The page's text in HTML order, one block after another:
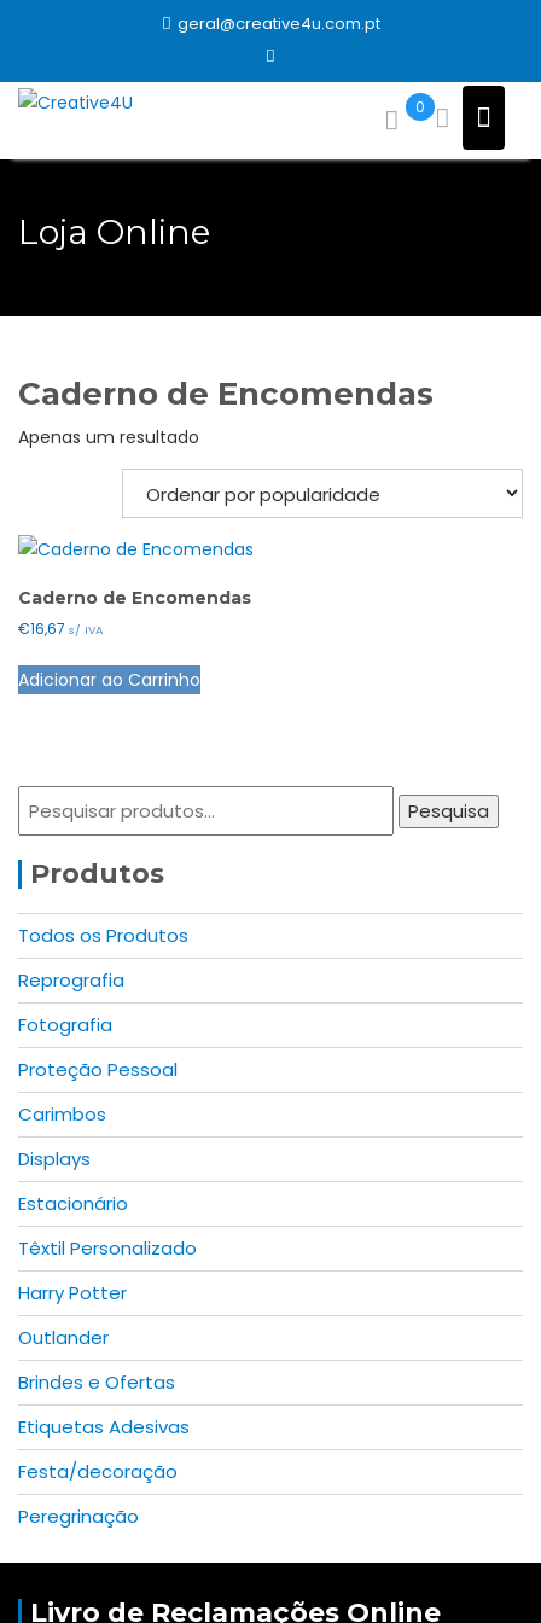
geral@creative4u.com.pt
0
Loja Online
Caderno de Encomendas
Apenas um resultado
Caderno de Encomendas
€16,67 s/ IVA
Adicionar ao Carrinho
This
product
The
options
chosen
product
Pesquisar
Pesquisa
Produtos
Todos os Produtos
Reprografia
Fotografia
Proteção Pessoal
Carimbos
Displays
Estacionário
Têxtil Personalizado
Harry Potter
Outlander
Brindes e Ofertas
Etiquetas Adesivas
Festa/decoração
Peregrinação
Livro de Reclamações Online